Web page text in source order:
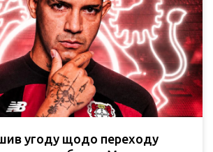
угоду щодо переходу